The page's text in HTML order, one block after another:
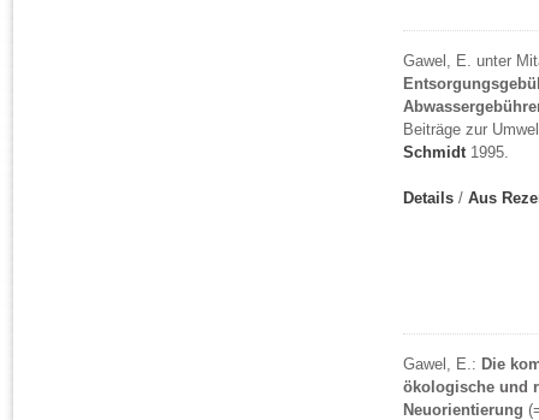
Gawel, E. unter
Beiträge zur
Schmidt1995.
Details / Aus
Gawel, E.: Die
ökologische und
Neuorientierung